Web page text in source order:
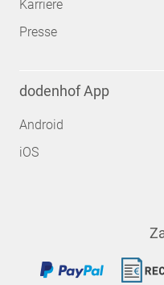
Karriere
Presse
dodenhof App
Android
iOS